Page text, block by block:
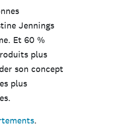
Jennings
Et 60 %
plus
son concept
plus
.